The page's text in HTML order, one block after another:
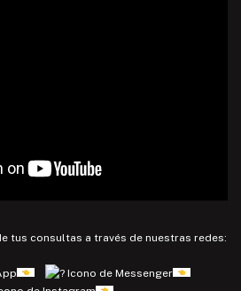
tus consultas a través de nuestras redes: